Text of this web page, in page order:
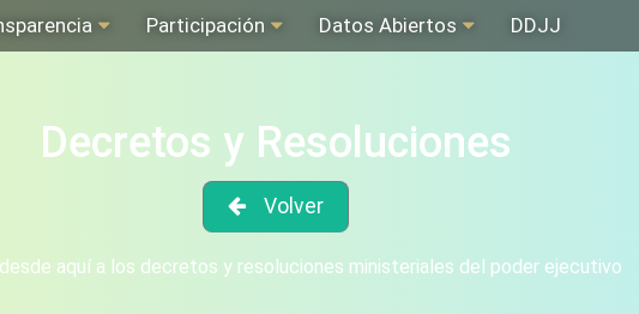
Participación Datos Abiertos DDJJ
Decretos y Resoluciones
Volver
aquí a los decretos y resoluciones ministeriales del poder ejecutivo